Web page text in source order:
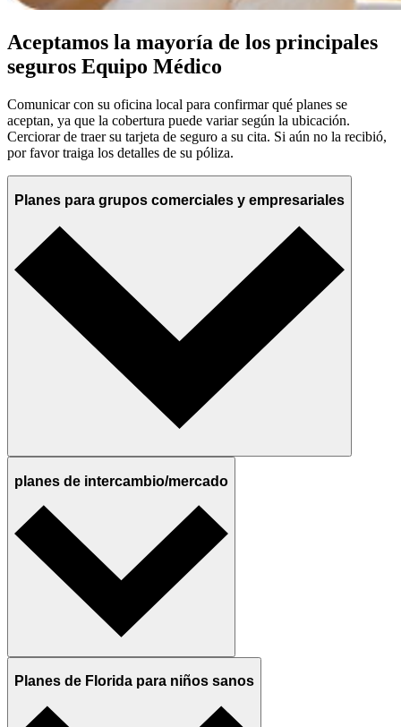
Aceptamos la mayoría de los principales
seguros Equipo Médico
Comunicar con su oficina local para confirmar qué planes se
aceptan, ya que la cobertura puede variar según la ubicación.
Cerciorar de traer su tarjeta de seguro a su cita. Si aún no la recibió,
por favor traiga los detalles de su póliza.
Planes para grupos comerciales y empresariales
planes de intercambio/mercado
Planes de Florida para niños sanos